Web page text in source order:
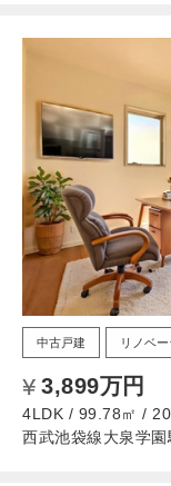
中古戸建 リノベ
3,899万円
4LDK / 99.78㎡ /
西武池袋線大泉学